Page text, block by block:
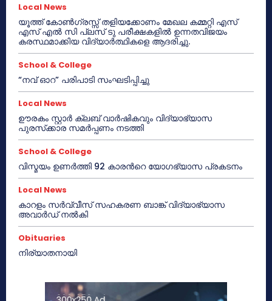
Local News
യൂത്ത് കോൺഗ്രസ്സ് തളിയക്കോണം മേഖല കമ്മറ്റി എസ്
എസ് എൽ സി പ്ലസ് ടു പരീക്ഷകളിൽ ഉന്നതവിജയം
കരസ്ഥമാക്കിയ വിദ്യാർത്ഥികളെ ആദരിച്ചു.
School & College
“നവ് ഓറ” പരിപാടി സംഘടിപ്പിച്ചു
Local News
ഊരകം സ്റ്റാർ ക്ലബ് വാർഷികവും വിദ്യാഭ്യാസ
പുരസ്‌ക്കാര സമർപ്പണം നടത്തി
School & College
വിസ്മയം ഉണർത്തി 92 കാരൻറെ യോഗഭ്യാസ പ്രകടനം
Local News
കാറളം സർവ്വീസ് സഹകരണ ബാങ്ക് വിദ്യാഭ്യാസ
അവാർഡ് നൽകി
Obituaries
നിര്യാതനായി